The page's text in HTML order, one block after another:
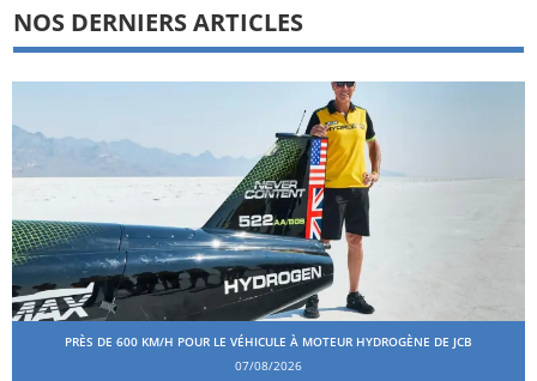
NOS DERNIERS ARTICLES
PRÈS DE 600 KM/H POUR LE VÉHICULE À MOTEUR HYDROGÈNE DE JCB
07/08/2026